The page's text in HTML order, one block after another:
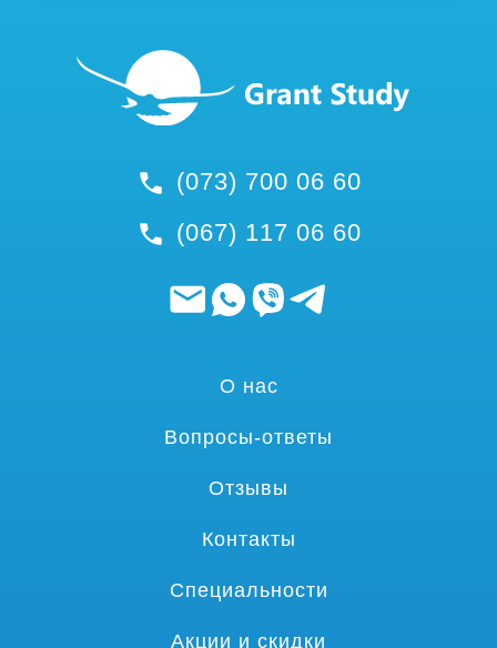
(073) 700 06 60
(067) 117 06 60
О нас
Вопросы-ответы
Отзывы
Контакты
Специальности
Акции и скидки